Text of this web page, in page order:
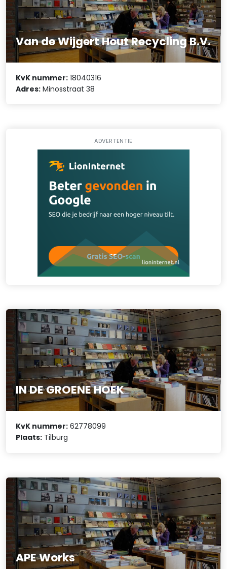
Van de Wijgert Hout Recycling B.V.
KvK nummer: 18040316
Adres: Minosstraat 38
ADVERTENTIE
IN DE GROENE HOEK
KvK nummer: 62778099
Plaats: Tilburg
APE Works